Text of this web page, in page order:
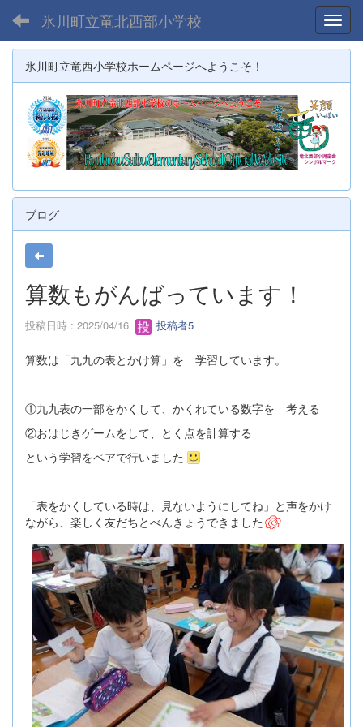
氷川町立竜北西部小学校
氷川町立竜西小学校ホームページへようこそ！
ブログ
算数もがんばっています！
投稿日時 : 2025/04/16 投稿者5
算数は「九九の表とかけ算」を 学習しています。
①九九表の一部をかくして、かくれている数字を 考える
②おはじきゲームをして、とく点を計算する
という学習をペアで行いました
「表をかくしている時は、見ないようにしてね」と声をかけ
ながら、楽しく友だちとべんきょうできました